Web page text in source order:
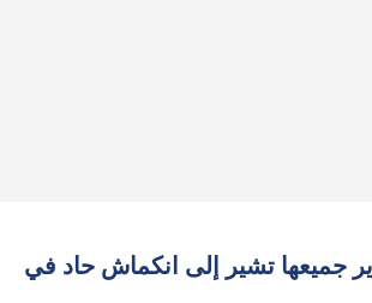
جميعها تشير إلى انكماش حاد في